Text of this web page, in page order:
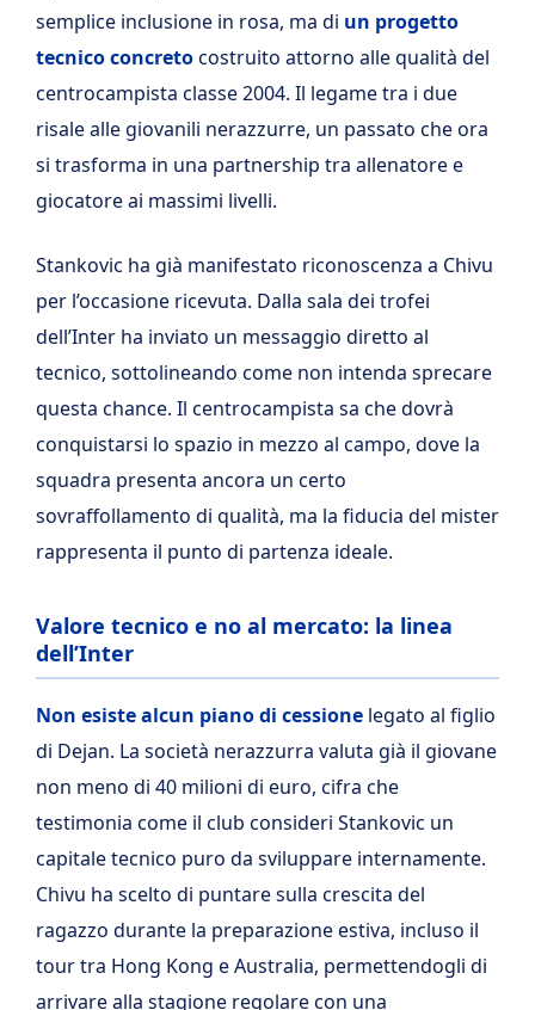
semplice inclusione in rosa, ma di un progetto
tecnico concretocostruito attorno alle qualità del
centrocampista classe 2004. Il legame tra i due
risale alle giovanili nerazzurre, un passato che ora
si trasforma in una partnership tra allenatore e
giocatore ai massimi livelli.
Stankovic ha già manifestato riconoscenza a Chivu
per l’occasione ricevuta. Dalla sala dei trofei
dell’Inter ha inviato un messaggio diretto al
tecnico, sottolineando come non intenda sprecare
questa chance. Il centrocampista sa che dovrà
conquistarsi lo spazio in mezzo al campo, dove la
squadra presenta ancora un certo
sovraffollamento di qualità, ma la fiducia del mister
rappresenta il punto di partenza ideale.
Valore tecnico e no al mercato: la linea
dell’Inter
Non esiste alcun piano di cessione legato al figlio
di Dejan. La società nerazzurra valuta già il giovane
non meno di 40 milioni di euro, cifra che
testimonia come il club consideri Stankovic un
capitale tecnico puro da sviluppare internamente.
Chivu ha scelto di puntare sulla crescita del
ragazzo durante la preparazione estiva, incluso il
tour tra Hong Kong e Australia, permettendogli di
arrivare alla stagione regolare con una